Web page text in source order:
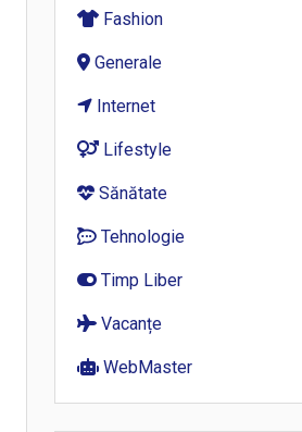
Fashion
Generale
Internet
Lifestyle
Sănătate
Tehnologie
Timp Liber
Vacanțe
WebMaster